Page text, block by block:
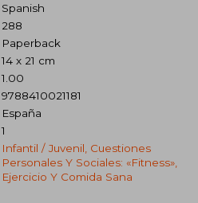
Spanish
288
Paperback
14 x 21 cm
1.00
9788410021181
España
1
Infantil / Juvenil, Cuestiones
Personales Y Sociales: «fitness»,
Ejercicio Y Comida Sana